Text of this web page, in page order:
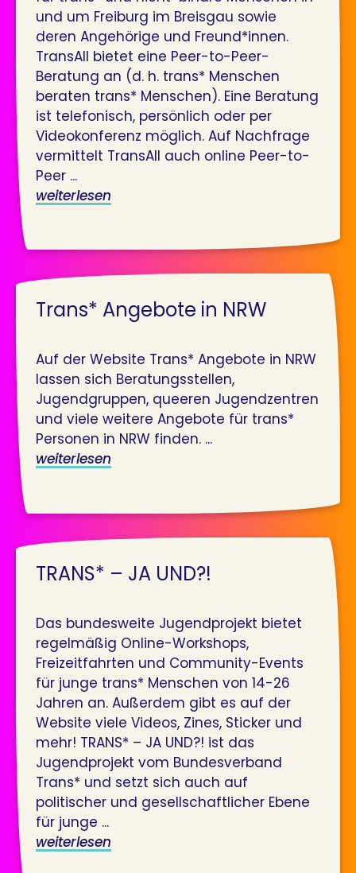
und um Freiburg im Breisgau sowie
deren Angehörige und Freund*innen.
TransAll bietet eine Peer-to-Peer-
Beratung an (d. h. trans* Menschen
beraten trans* Menschen). Eine Beratung
ist telefonisch, persönlich oder per
Videokonferenz möglich. Auf Nachfrage
vermittelt TransAll auch online Peer-to-
Peer ...
weiterlesen
Trans* Angebote in NRW
Auf der Website Trans* Angebote in NRW
lassen sich Beratungsstellen,
Jugendgruppen, queeren Jugendzentren
und viele weitere Angebote für trans*
Personen in NRW finden. ...
weiterlesen
TRANS* – JA UND?!
Das bundesweite Jugendprojekt bietet
regelmäßig Online-Workshops,
Freizeitfahrten und Community-Events
für junge trans* Menschen von 14-26
Jahren an. Außerdem gibt es auf der
Website viele Videos, Zines, Sticker und
mehr! TRANS* – JA UND?! ist das
Jugendprojekt vom Bundesverband
Trans* und setzt sich auch auf
politischer und gesellschaftlicher Ebene
für junge ...
weiterlesen